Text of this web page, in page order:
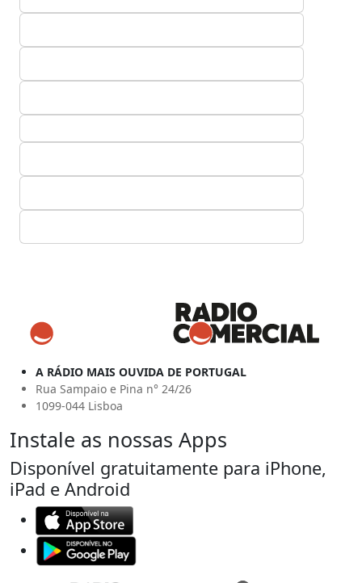
A RÁDIO MAIS OUVIDA DE PORTUGAL
Rua Sampaio e Pina n° 24/26
1099-044 Lisboa
Instale as nossas Apps
Disponível gratuitamente para iPhone,
iPad e Android